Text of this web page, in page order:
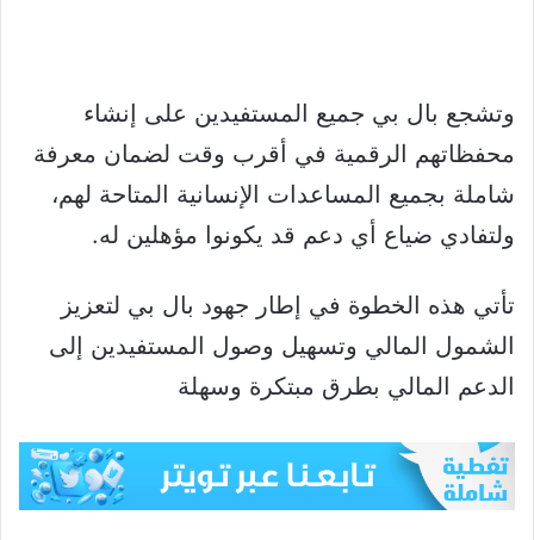
وتشجع بال بي جميع المستفيدين على إنشاء
محفظاتهم الرقمية في أقرب وقت لضمان معرفة
شاملة بجميع المساعدات الإنسانية المتاحة لهم،
ولتفادي ضياع أي دعم قد يكونوا مؤهلين له.
تأتي هذه الخطوة في إطار جهود بال بي لتعزيز
الشمول المالي وتسهيل وصول المستفيدين إلى
الدعم المالي بطرق مبتكرة وسهلة